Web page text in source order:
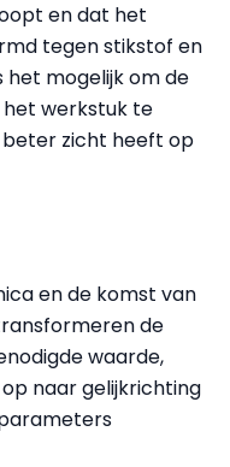
en dat het
tegen stikstof en
het mogelijk om de
werkstuk te
zicht heeft op
en de komst van
de
waarde,
naar gelijkrichting